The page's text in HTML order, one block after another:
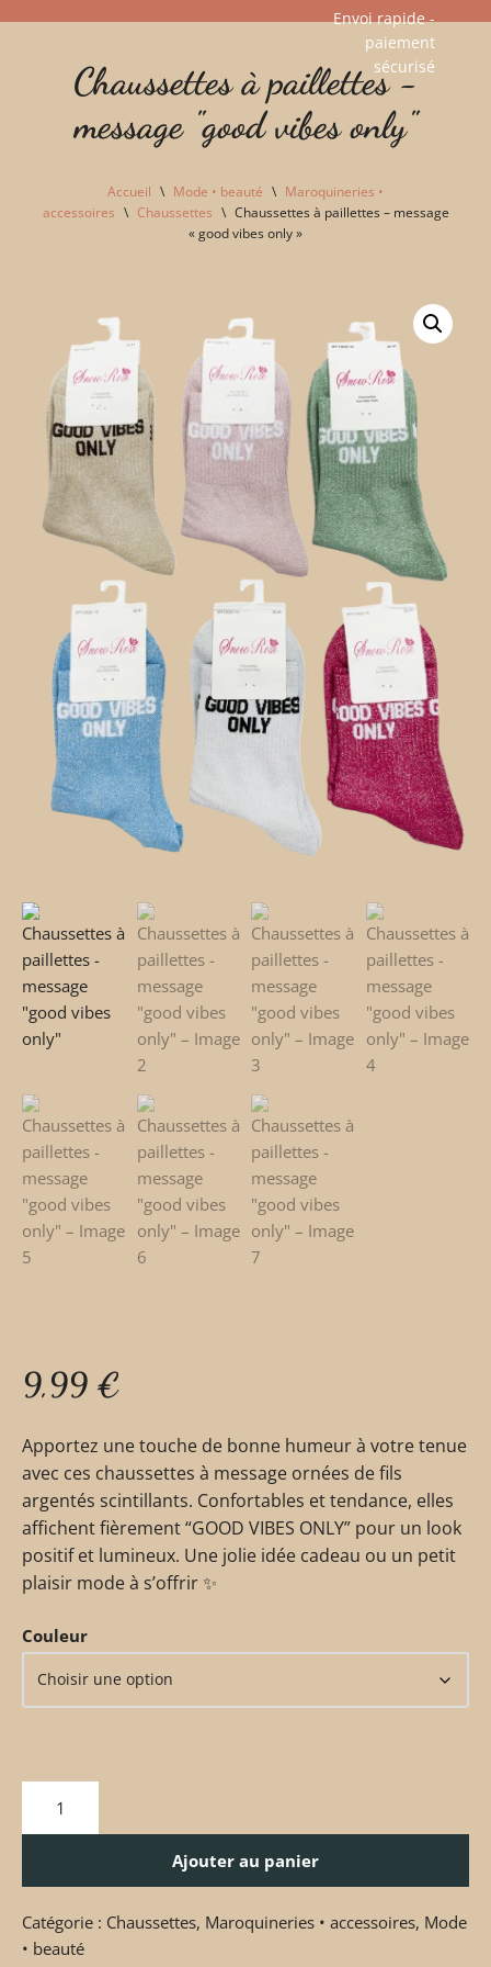
Envoi rapide -
paiement
sécurisé​
Chaussettes à paillettes -
message "good vibes only"
Accueil \ Mode • beauté \ Maroquineries •
accessoires \ Chaussettes \ Chaussettes à paillettes – message
« good vibes only »
9,99 €
Apportez une touche de bonne humeur à votre tenue
avec ces chaussettes à message ornées de fils
argentés scintillants. Confortables et tendance, elles
affichent fièrement “GOOD VIBES ONLY” pour un look
positif et lumineux. Une jolie idée cadeau ou un petit
plaisir mode à s’offrir ✨
Couleur
Ajouter au panier
Catégorie : Chaussettes, Maroquineries • accessoires, Mode
• beauté